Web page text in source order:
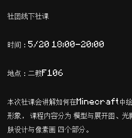
社团线下社课
时间：5/20 18:00-20:00
地点：二教F106
本次社课会讲解如何在Minecraft中绘
形象， 课程内容分为 模型与展开图、光
肤设计与像素画 四个部分。